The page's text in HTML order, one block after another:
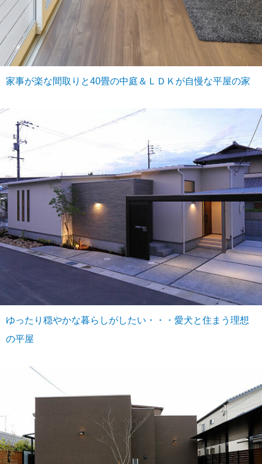
家事が楽な間取りと40畳の中庭＆ＬＤＫが自慢な平屋の家
ゆったり穏やかな暮らしがしたい・・・愛犬と住まう理想
の平屋